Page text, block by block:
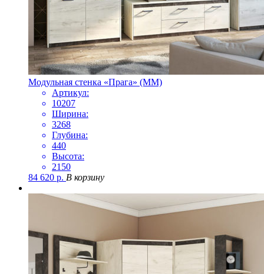
Модульная стенка «Прага» (ММ)
Артикул:
10207
Ширина:
3268
Глубина:
440
Высота:
2150
84 620 р. В корзину